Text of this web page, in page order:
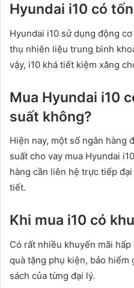
Hyundai i10 có
Hyundai i10 sử dụng động
thụ nhiên liệu trung bình
vậy, i10 khá tiết kiệm xăng
Mua Hyundai i10
suất không?
Hiện nay, một số ngân hàng
suất cho vay mua Hyundai
hàng cần liên hệ trực tiếp
tiết.
Khi mua i10 có
Có rất nhiều khuyến mãi
quà tặng phụ kiện, bảo
sách của từng đại lý.